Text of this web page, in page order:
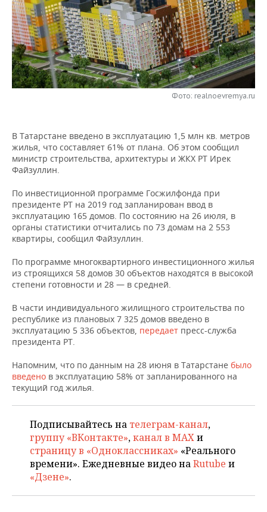
НЕФТЕХИМИЯ
НЕФТЬ
ОПК
ЭНЕРГЕТИКА
РОЗНИЧНАЯ ТОРГОВЛЯ
ТРАНСПОРТ
УСЛУГИ
НОВОСТИ ТЕХНОЛОГИЙ
IT
МЕДИА
МЕРОПРИЯТИЯ
НОВОСТИ МЕРОПРИЯТИЙ
ВЫЕЗДНАЯ РЕДАКЦИЯ
ONLINE-КОНФЕРЕНЦИИ
ОТКРЫТАЯ ЛЕКЦИЯ
СПОРТ
НОВОСТИ СПОРТА
ХОККЕЙ
БАСКЕТБОЛ
КИБЕРСПОРТ
ФИГУРНОЕ КАТАНИЕ
ВОДНЫЕ ВИДЫ СПОРТА
ОБЩЕСТВО
ВЛАСТЬ
ИНФРАСТРУКТУРА
КУЛЬТУРА
МЕДИЦИНА
ОБРАЗОВАНИЕ
СЮЖЕТЫ
СПРАВОЧНИК
СПИСОК КОМПАНИЙ
ПОЛНАЯ ВЕРСИЯ
Фото: realnoevremya.ru
В Татарстане введено в эксплуатацию 1,5 млн кв. метров
жилья, что составляет 61% от плана. Об этом сообщил
министр строительства, архитектуры и ЖКХ РТ Ирек
Файзуллин.
По инвестиционной программе Госжилфонда при
президенте РТ на 2019 год запланирован ввод в
эксплуатацию 165 домов. По состоянию на 26 июля, в
органы статистики отчитались по 73 домам на 2 553
квартиры, сообщил Файзуллин.
По программе многоквартирного инвестиционного жилья
из строящихся 58 домов 30 объектов находятся в высокой
степени готовности и 28 — в средней.
В части индивидуального жилищного строительства по
республике из плановых 7 325 домов введено в
эксплуатацию 5 336 объектов, передает пресс-служба
президента РТ.
Напомним, что по данным на 28 июня в Татарстане было
введено в эксплуатацию 58% от запланированного на
текущий год жилья.
Подписывайтесь на телеграм-канал,
группу «ВКонтакте»,канал в MAXи
страницу в «Одноклассниках» «Реального
времени». Ежедневные видео наRutube и
«Дзене».